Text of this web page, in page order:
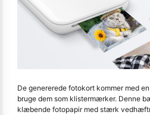
De genererede fotokort kommer med
bruge dem som klistermærker. Denne
klæbende fotopapir med stærk